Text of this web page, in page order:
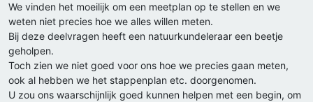
We vinden het moeilijk om een meetplan op te stellen en we
weten niet precies hoe we alles willen meten.
Bij deze deelvragen heeft een natuurkundeleraar een beetje
geholpen.
Toch zien we niet goed voor ons hoe we precies gaan meten,
ook al hebben we het stappenplan etc. doorgenomen.
U zou ons waarschijnlijk goed kunnen helpen met een begin, om